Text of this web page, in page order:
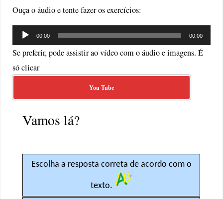
Ouça o áudio e tente fazer os exercícios:
Tocador
de
00:00 00:00
Se preferir, pode assistir ao vídeo com o áudio e imagens. É
só clicar
You Tube
Vamos lá?